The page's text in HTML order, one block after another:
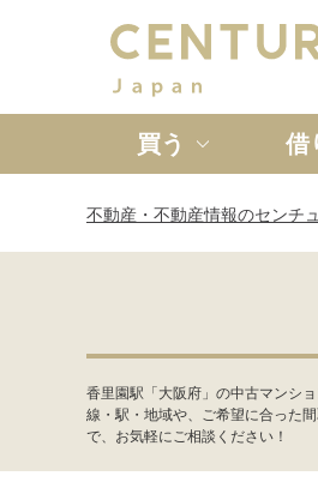
買う
新築一
借
不動産・不動産情報のセンチ
香里園駅「大阪府」の中古マンシ
線・駅・地域や、ご希望に合った
で、お気軽にご相談ください！